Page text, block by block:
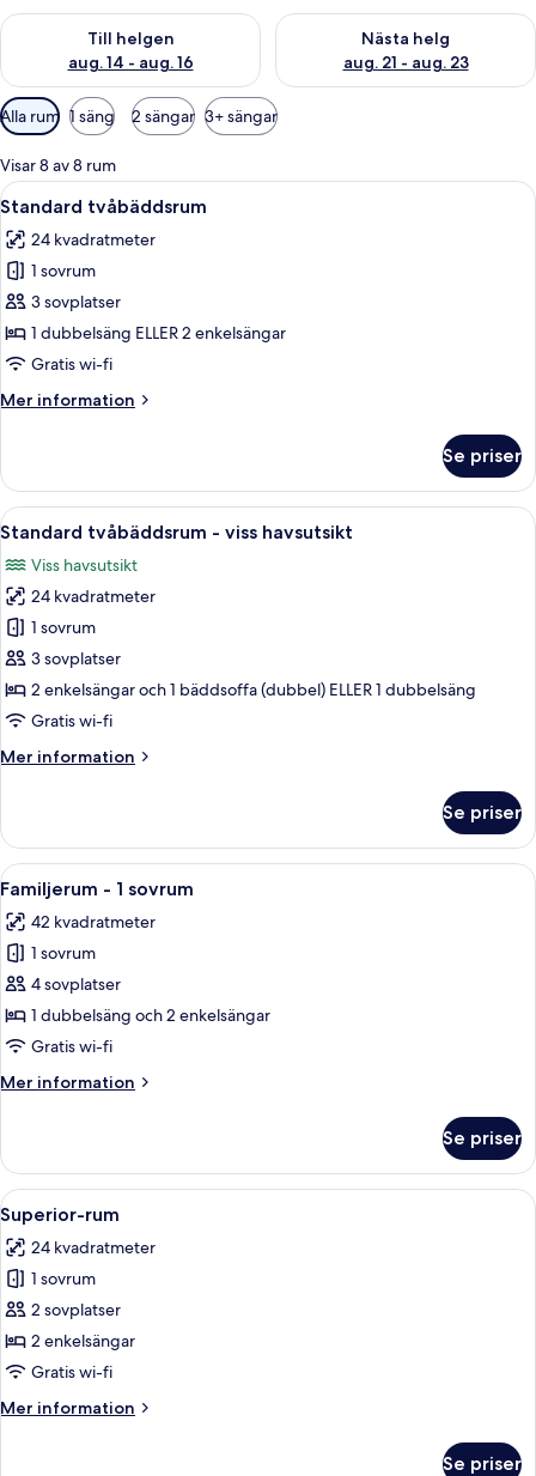
Till helgen
aug. 14 - aug. 16
Kontrollera tillgängligheten för den här helgen aug. 14 - aug.
Nästa helg
aug. 21 - aug. 23
Kontrollera tillgängligheten
Tillgängliga
filter
för
rum
Alla rum 1 säng 2 sängar 3+ sängar
Visar 8 av 8 rum
Öppna
alla
foton
för
Standard
tvåbäddsrum
Minibar med vissa gratis produkter,
4
Standard tvåbäddsrum
24 kvadratmeter
1 sovrum
3 sovplatser
1 dubbelsäng ELLER 2 enkelsängar
Gratis wi-fi
Mer information
Mer
tvåbäddsrum
Se priser
Öppna
alla
foton
för
Standard
tvåbäddsrum
-
viss
Minibar med vissa gratis produkter,
7
Standard tvåbäddsrum - viss havsutsikt
Viss havsutsikt
24 kvadratmeter
1 sovrum
3 sovplatser
2 enkelsängar och 1 bäddsoffa (dubbel) ELLER 1 dubbelsäng
Gratis wi-fi
Mer information
Mer
tvåbäddsrum
viss
havsutsikt
Se priser
Öppna
alla
foton
för
Familjerum
-
1
Minibar med vissa gratis produkter,
4
Familjerum - 1 sovrum
42 kvadratmeter
1 sovrum
4 sovplatser
1 dubbelsäng och 2 enkelsängar
Gratis wi-fi
Mer information
Mer
-
sovrum
Se priser
Öppna
alla
foton
för
Superior-
rum
Minibar med vissa gratis produkter,
1
Superior-rum
24 kvadratmeter
1 sovrum
2 sovplatser
2 enkelsängar
Gratis wi-fi
Mer information
Mer
Se priser